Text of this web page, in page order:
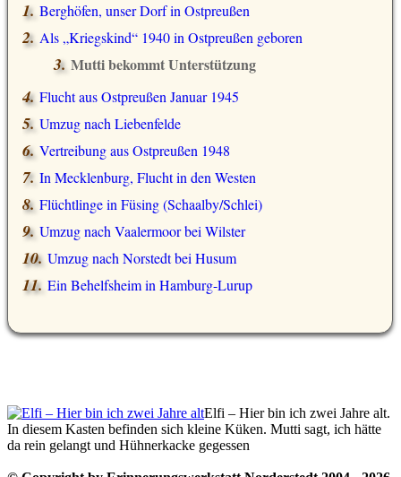
Berghöfen, unser Dorf in Ostpreußen
Als Kriegskind 1940 in Ostpreußen geboren
Mutti bekommt Unterstützung
Flucht aus Ostpreußen Januar 1945
Umzug nach Liebenfelde
Vertreibung aus Ostpreußen 1948
In Mecklenburg, Flucht in den Westen
Flüchtlinge in Füsing (Schaalby/Schlei)
Umzug nach Vaalermoor bei Wilster
Umzug nach Norstedt bei Husum
Ein Behelfsheim in Hamburg-Lurup
Elfi – Hier bin ich zwei Jahre alt.
In diesem Kasten befinden sich kleine Küken. Mutti sagt, ich hätte
da rein gelangt und Hühnerkacke gegessen